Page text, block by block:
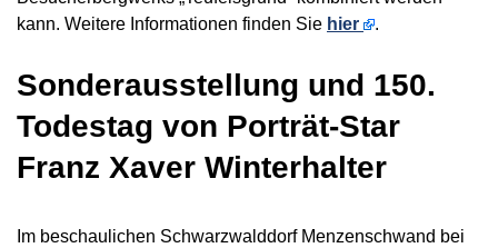
kann. Weitere Informationen finden Sie hier .
Sonderausstellung und 150.
Todestag von Porträt-Star
Franz Xaver Winterhalter
Im beschaulichen Schwarzwalddorf Menzenschwand bei